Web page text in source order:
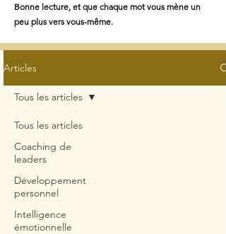
Bonne lecture, et que chaque mot vous mène un
peu plus vers vous-même.
Articles
Tous les articles
Coaching de
leaders
Développement
personnel
Intelligence
émotionnelle
Tous les articles